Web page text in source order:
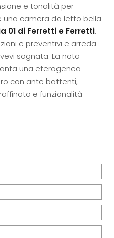
e tonalità per
una camera da letto bella
01 di Ferretti e Ferretti:
e preventivi e arreda
sognata. La nota
una eterogenea
con ante battenti,
e funzionalità